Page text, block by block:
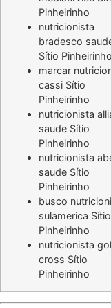
Pinheirinho
nutricionista
bradesco
Sítio Pinheirinho
marcar
cassi Sítio
Pinheirinho
nutricionista
saude Sítio
Pinheirinho
nutricionista
saude Sítio
Pinheirinho
busco
sulamerica Sítio
Pinheirinho
nutricionista
cross Sítio
Pinheirinho